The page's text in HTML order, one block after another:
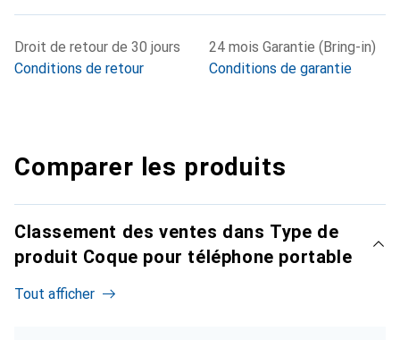
Droit de retour de 30 jours
Conditions de retour
24 mois Garantie (Bring-in)
Conditions de garantie
Comparer les produits
Classement des ventes dans Type de
produit Coque pour téléphone portable
Tout afficher